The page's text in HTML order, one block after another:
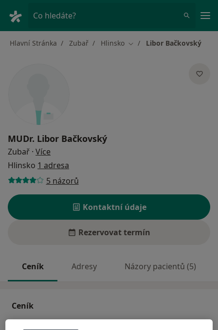
Co hledáte?
Hlavní Stránka Zubař Hlinsko Změna města
Libor Bačkovský
MUDr. Libor Bačkovský
Zubař · Více
Hlinsko 1 adresa
5 názorů
Kontaktní údaje
Rezervovat termín
Ceník Adresy Názory pacientů (5)
Ceník